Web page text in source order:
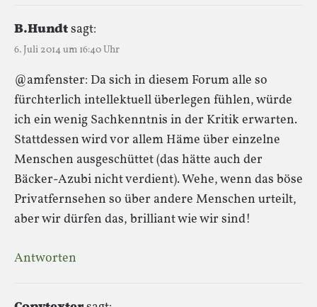
B.Hundtsagt:
6. Juli 2014 um 16:40 Uhr
@amfenster: Da sich in diesem Forum alle so
fürchterlich intellektuell überlegen fühlen, würde
ich ein wenig Sachkenntnis in der Kritik erwarten.
Stattdessen wird vor allem Häme über einzelne
Menschen ausgeschüttet (das hätte auch der
Bäcker-Azubi nicht verdient). Wehe, wenn das böse
Privatfernsehen so über andere Menschen urteilt,
aber wir dürfen das, brilliant wie wir sind!
Antworten